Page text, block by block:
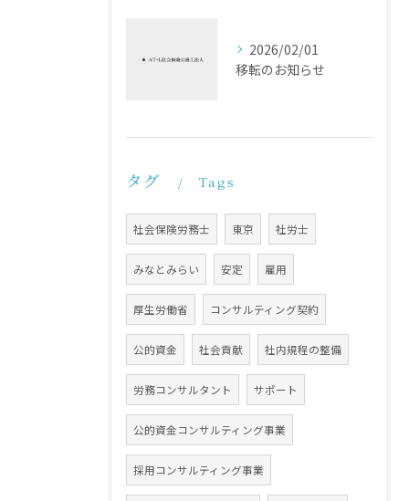
2026/02/01
移転のお知らせ
タグ Tags
社会保険労務士 東京 社労士
みなとみらい 安定 雇用
厚生労働省 コンサルティング契約
公的資金 社会貢献 社内規程の整備
労務コンサルタント サポート
公的資金コンサルティング事業
採用コンサルティング事業